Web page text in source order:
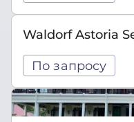
Waldorf Astoria
По запросу